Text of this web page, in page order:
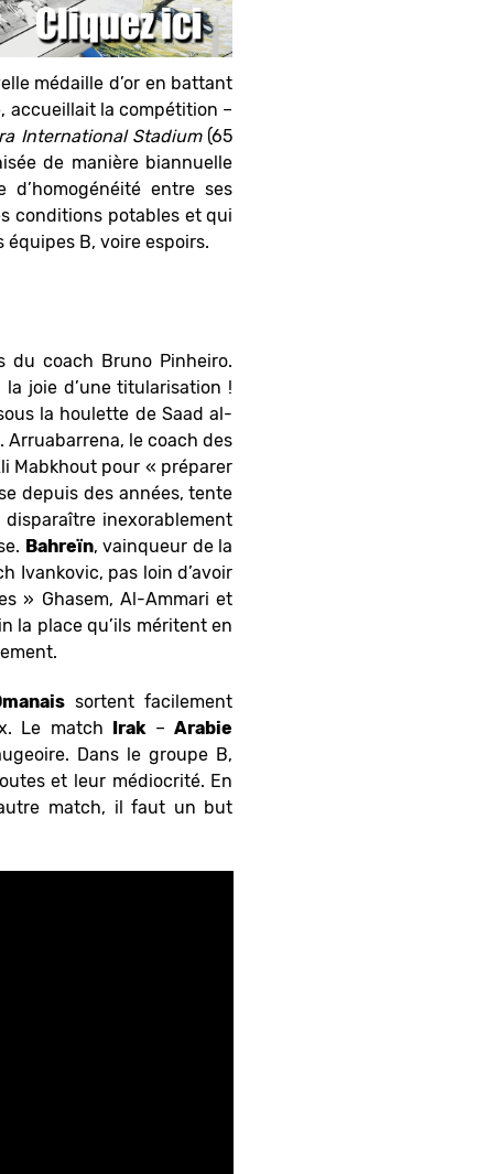
médaille d’or en battant
accueillait la compétition –
International Stadium(65
de manière biannuelle
entre ses
conditions potables et qui
B, voire espoirs.
du coach Bruno Pinheiro.
joie d’une titularisation !
la houlette de Saad al-
Arruabarrena, le coach des
Mabkhout pour « préparer
depuis des années, tente
inexorablement
Bahreïn, vainqueur de la
Ivankovic, pas loin d’avoir
» Ghasem, Al-Ammari et
la place qu’ils méritent en
sortent facilement
Le match Irak–Arabie
Dans le groupe B,
et leur médiocrité. En
match, il faut un but